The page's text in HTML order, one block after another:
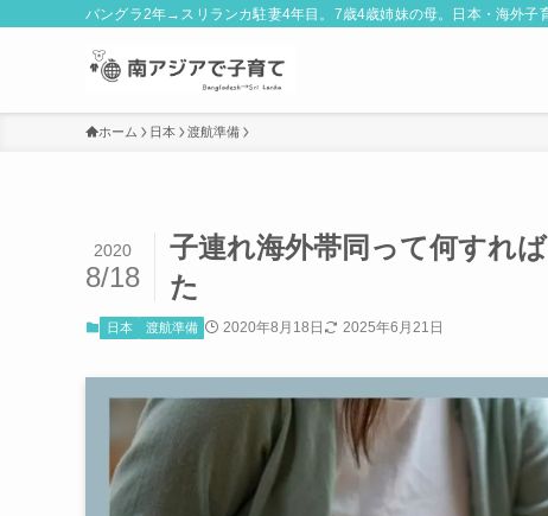
バングラ2年→スリランカ駐妻4年目。7歳4歳姉妹の母。日本・海外子
ホーム 日本 渡航準備
子連れ海外帯同って何すれ
た
2020
8/18
日本 渡航準備 2020年8月18日 2025年6月21日